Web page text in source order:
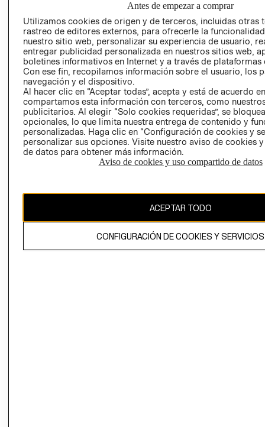
TRANSPARENCIA
Y ÉTICA (INGLÉS)
DE INDUSTRIA Y
COMERCIO - SIC
PETICIONES
QUEJAS Y
RECLAMOS
Colombia ($)
El contenido de esta página web está protegido por copyright y es
propiedad de H&M Hennes & Mauritz AB.
Antes de empezar a comprar
Utilizamos cookies de origen y de terceros, incluidas otras
rastreo de editores externos, para ofrecerle la
nuestro sitio web, personalizar su experiencia de usuario,
entregar publicidad personalizada en nuestros sitios web,
boletines informativos en Internet y a través de plataformas
Con ese fin, recopilamos información sobre el usuario, los
navegación y el dispositivo.
Al hacer clic en “Aceptar todas”, acepta y está de acuerdo
compartamos esta información con terceros, como
publicitarios. Al elegir “Solo cookies requeridas”, se
opcionales, lo que limita nuestra entrega de contenido y
personalizadas. Haga clic en “Configuración de cookies y
personalizar sus opciones. Visite nuestro aviso de cookies
de datos para obtener más información.
Aviso de cookies y uso compartido de datos
ACEPTAR TODO
CONFIGURACIÓN DE COOKIES Y SERVICIOS